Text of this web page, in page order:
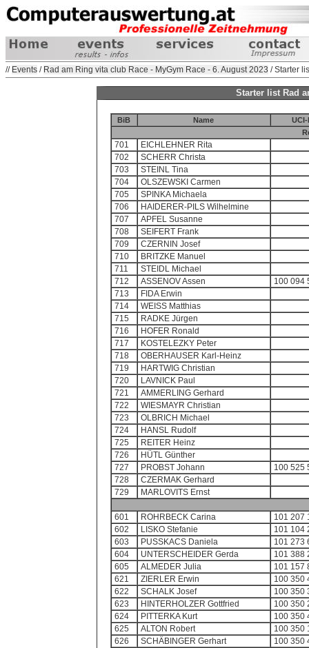
// Events / Rad am Ring vita club Race - MyGym Race - 6. August 2023 / Starter
Starter list Rad
BiB Name
UCI-
701
EICHLEHNER Rita
702
SCHERR Christa
703
STEINL Tina
704
OLSZEWSKI Carmen
705
SPINKA Michaela
706
HAIDERER-PILS Wilhelmine
707
APFEL Susanne
708
SEIFERT Frank
709
CZERNIN Josef
710
BRITZKE Manuel
711
STEIDL Michael
712
ASSENOV Assen
100 094
713
FIDA Erwin
714
WEISS Matthias
715
RADKE Jürgen
716
HOFER Ronald
717
KOSTELEZKY Peter
718
OBERHAUSER Karl-Heinz
719
HARTWIG Christian
720
LAVNICK Paul
721
AMMERLING Gerhard
722
WIESMAYR Christian
723
OLBRICH Michael
724
HANSL Rudolf
725
REITER Heinz
726
HÜTL Günther
727
PROBST Johann
100 525
728
CZERMAK Gerhard
729
MARLOVITS Ernst
601 ROHRBECK Carina
101 207
602
LISKO Stefanie
101 104
603
PUSSKACS Daniela
101 273
604
UNTERSCHEIDER Gerda
101 388
605
ALMEDER Julia
101 157
621
ZIERLER Erwin
100 350
622
SCHALK Josef
100 350
623
HINTERHOLZER Gottfried
100 350
624
PITTERKA Kurt
100 350
625
ALTON Robert
100 350
626
SCHÄBINGER Gerhart
100 350